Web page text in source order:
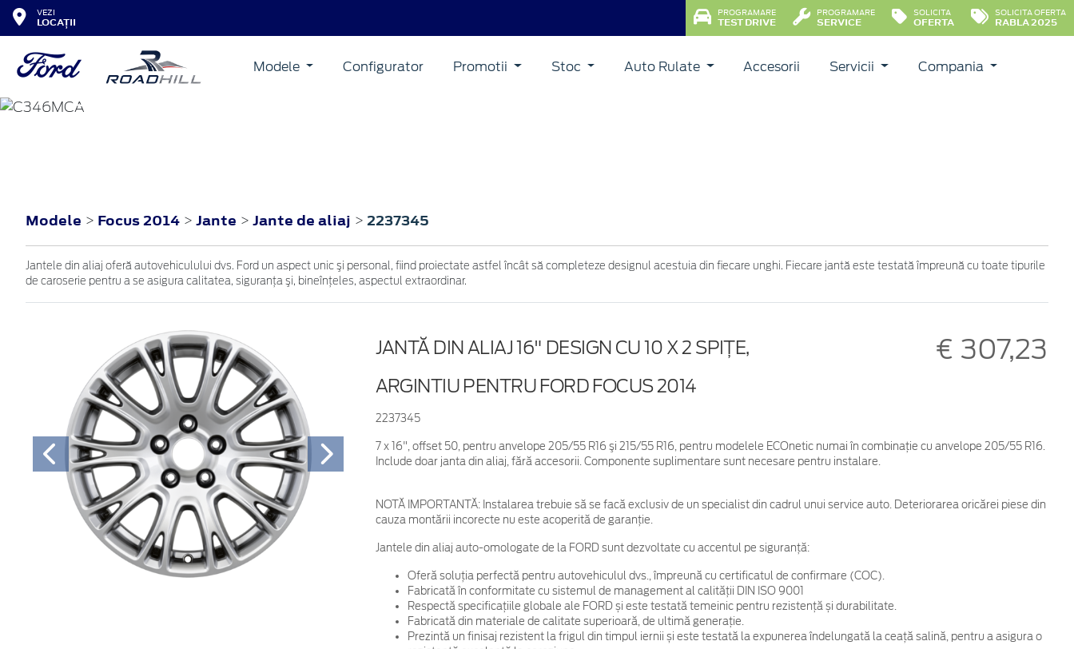
VEZI
LOCAȚII
PROGRAMARE
TEST DRIVE
PROGRAMARE
SERVICE
SOLICITA
OFERTA
SOLICITA OFERTA
RABLA 2025
Modele Configurator Promotii Stoc Auto Rulate Accesorii Servicii Compania
FOCUS
Modele > Focus 2014 > Jante > Jante de aliaj > 2237345
Jantele din aliaj oferă autovehiculului dvs. Ford un aspect unic şi personal, fiind proiectate astfel încât să completeze designul acestuia din fiecare unghi. Fiecare jantă este testată împreună cu toate tipurile
de caroserie pentru a se asigura calitatea, siguranţa şi, bineînţeles, aspectul extraordinar.
JANTĂ DIN ALIAJ 16" DESIGN CU 10 X 2 SPIŢE,
ARGINTIU PENTRU FORD FOCUS 2014
2237345
€ 307,23
7 x 16", offset 50, pentru anvelope 205/55 R16 şi 215/55 R16, pentru modelele ECOnetic numai în combinaţie cu anvelope 205/55 R16.
Include doar janta din aliaj, fără accesorii. Componente suplimentare sunt necesare pentru instalare.
NOTĂ IMPORTANTĂ:Instalarea trebuie să se facă exclusiv de un specialist din cadrul unui service auto. Deteriorarea oricărei piese din
cauza montării incorecte nu este acoperită de garanţie.
Jantele din aliaj auto-omologate de la FORD sunt dezvoltate cu accentul pe siguranță:
Oferă soluția perfectă pentru autovehiculul dvs., împreună cu certificatul de confirmare (COC).
Fabricată în conformitate cu sistemul de management al calității DIN ISO 9001
Respectă specificațiile globale ale FORD și este testată temeinic pentru rezistență și durabilitate.
Fabricată din materiale de calitate superioară, de ultimă generație.
Prezintă un finisaj rezistent la frigul din timpul iernii și este testată la expunerea îndelungată la ceață salină, pentru a asigura o